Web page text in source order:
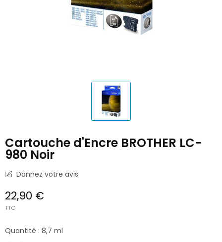
Cartouche d'Encre BROTHER LC-
980 Noir
Donnez votre avis
22,90 €
TTC
Quantité : 8,7 ml